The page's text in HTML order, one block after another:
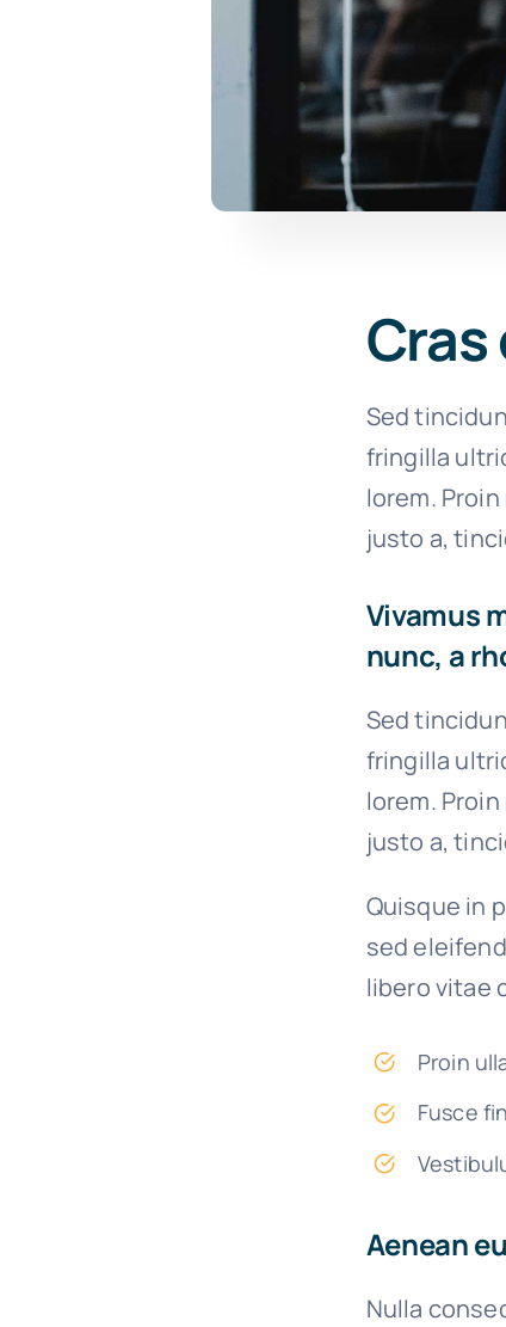
Sed
fringilla
lorem.
justo a,
Vivamus
nunc, a
Sed
fringilla
lorem.
justo a,
Quisque in
sed
libero vitae
Proin
Fusce
Aenean
Nulla